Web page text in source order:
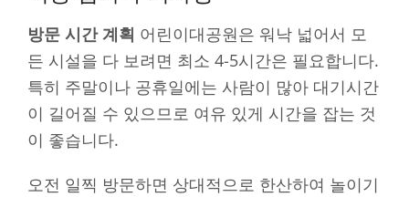
방문 시간 계획 어린이대공원은 워낙 넓어서 모
든 시설을 다 보려면 최소 4-5시간은 필요합니다.
특히 주말이나 공휴일에는 사람이 많아 대기시간
이 길어질 수 있으므로 여유 있게 시간을 잡는 것
이 좋습니다.
오전 일찍 방문하면 상대적으로 한산하여 놀이기